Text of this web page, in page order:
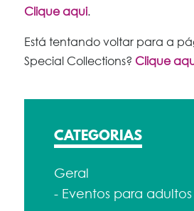
Clique aqui.
Está tentando voltar para a
Special Collections? Clique
CATEGORIAS
Geral
- Eventos para adultos